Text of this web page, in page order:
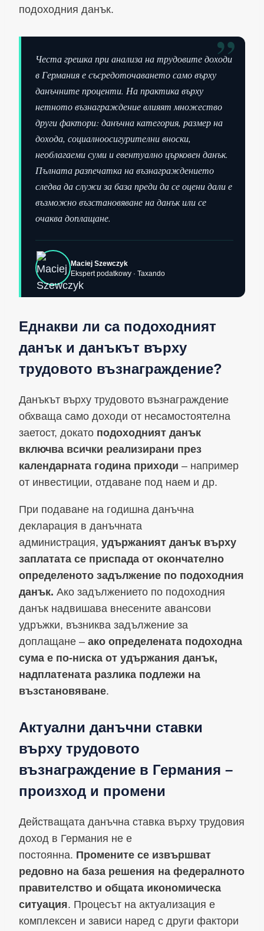
подоходния данък.
”
Честа грешка при анализа на трудовите доходи
в Германия е съсредоточаването само върху
данъчните проценти. На практика върху
нетното възнаграждение влияят множество
други фактори: данъчна категория, размер на
дохода, социалноосигурителни вноски,
необлагаеми суми и евентуално църковен данък.
Пълната разпечатка на възнаграждението
следва да служи за база преди да се оцени дали е
възможно възстановяване на данък или се
очаква доплащане.
Maciej Szewczyk
Ekspert podatkowy · Taxando
Еднакви ли са подоходният
данък и данъкът върху
трудовото възнаграждение?
Данъкът върху трудовото възнаграждение
обхваща само доходи от несамостоятелна
заетост, докато подоходният данък
включва всички реализирани през
календарната година приходи – например
от инвестиции, отдаване под наем и др.
При подаване на годишна данъчна
декларация в данъчната
администрация, удържаният данък върху
заплатата се приспада от окончателно
определеното задължение по подоходния
данък. Ако задължението по подоходния
данък надвишава внесените авансови
удръжки, възниква задължение за
доплащане – ако определената подоходна
сума е по-ниска от удържания данък,
надплатената разлика подлежи на
възстановяване.
Актуални данъчни ставки
върху трудовото
възнаграждение в Германия –
произход и промени
Действащата данъчна ставка върху трудовия
доход в Германия не е
постоянна. Промените се извършват
редовно на база решения на федералното
правителство и общата икономическа
ситуация. Процесът на актуализация е
комплексен и зависи наред с други фактори